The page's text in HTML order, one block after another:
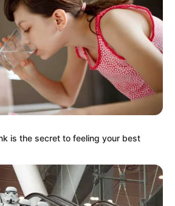
Σύμβουλος της Moderna από τις
ΗΠΑ.. Στις 30 Οκτωβρίου οι Ειδικές
τον διευθύνοντα σύμβουλο
is the secret to feeling your best